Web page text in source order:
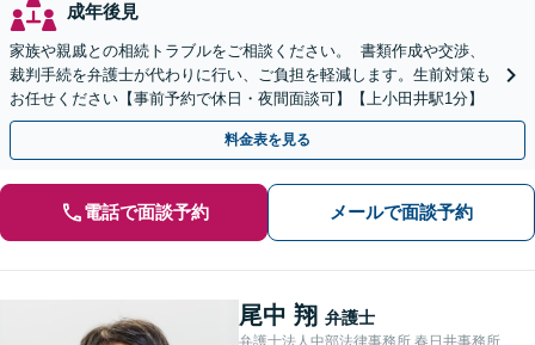
成年後見
家族や親戚との相続トラブルをご相談ください。 書類作成や交渉、
裁判手続を弁護士が代わりに行い、ご負担を軽減します。生前対策も
お任せください【事前予約で休日・夜間面談可】【上小田井駅1分】
料金表を見る
電話で面談予約 メールで面談予約
尾中 翔 弁護士
弁護士法人中部法律事務所 春日井事務所